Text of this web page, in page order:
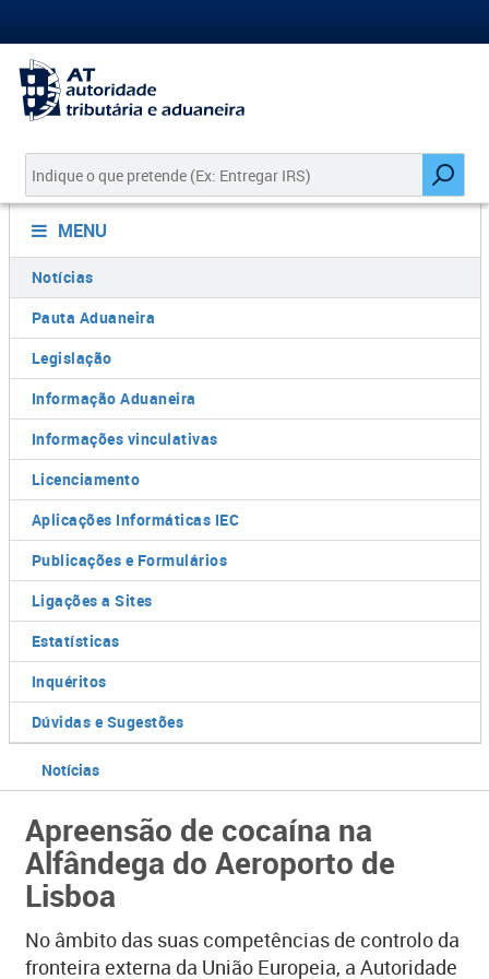
MENU
Notícias
Pauta Aduaneira
Legislação
Informação Aduaneira
Informações vinculativas
Licenciamento
Aplicações Informáticas IEC
Publicações e Formulários
Ligações a Sites
Estatísticas
Inquéritos
Dúvidas e Sugestões
Notícias
Apreensão de cocaína na
Alfândega do Aeroporto de
Lisboa
​No âmbito das suas competências de controlo da
fronteira externa da União Europeia, a Autoridade